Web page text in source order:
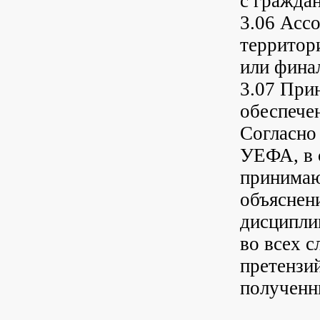
3.06
или
3.07
УЕФА, в
во всех